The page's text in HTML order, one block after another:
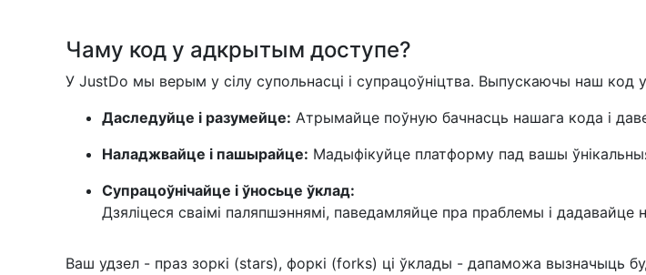
Чаму код у адкрытым доступе?
У JustDo мы верым у сілу супольнасці і супрацоўніцтва. Выпускаючы наш
Даследуйце і разумейце: Атрымайце поўную бачнасць нашага кода і
Наладжвайце і пашырайце: Мадыфікуйце платформу пад вашы
Супрацоўнічайце і ўносьце ўклад:
Дзяліцеся сваімі паляпшэннямі, паведамляйце пра праблемы і
Ваш удзел - праз зоркі (stars), форкі (forks) ці ўклады - дапаможа вызначыць